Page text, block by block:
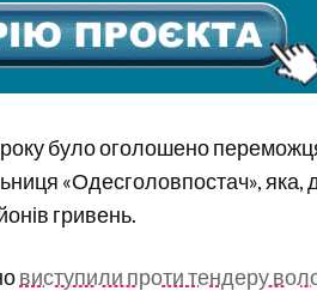
було оголошено
«Одесголовпостач», яка,
гривень.
виступили проти тендеру